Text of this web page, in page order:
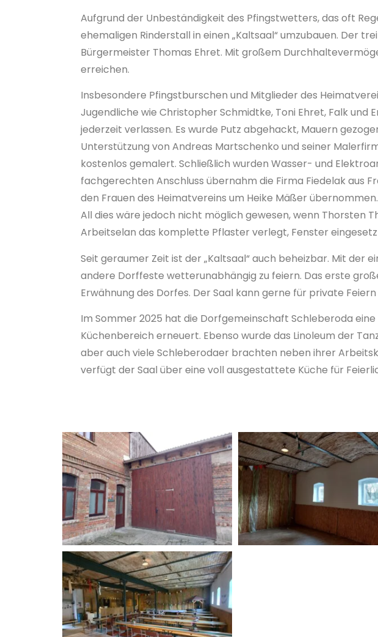
Aufgrund der Unbeständigkeit des Pfingstwetters, das oft
ehemaligen Rinderstall in einen „Kaltsaal“ umzubauen. Der
Bürgermeister Thomas Ehret. Mit großem
erreichen.
Insbesondere Pfingstburschen und Mitglieder des
Jugendliche wie Christopher Schmidtke, Toni Ehret, Falk und
jederzeit verlassen. Es wurde Putz abgehackt, Mauern
Unterstützung von Andreas Martschenko und seiner
kostenlos gemalert. Schließlich wurden Wasser- und
fachgerechten Anschluss übernahm die Firma Fiedelak aus
den Frauen des Heimatvereins um Heike Mäßer übernommen.
All dies wäre jedoch nicht möglich gewesen, wenn Thorsten
Arbeitselan das komplette Pflaster verlegt, Fenster
Seit geraumer Zeit ist der „Kaltsaal“ auch beheizbar. Mit der
andere Dorffeste wetterunabhängig zu feiern. Das erste
Erwähnung des Dorfes. Der Saal kann gerne für private
Im Sommer 2025 hat die Dorfgemeinschaft Schleberoda
Küchenbereich erneuert. Ebenso wurde das Linoleum der
aber auch viele Schleberodaer brachten neben ihrer
verfügt der Saal über eine voll ausgestattete Küche für